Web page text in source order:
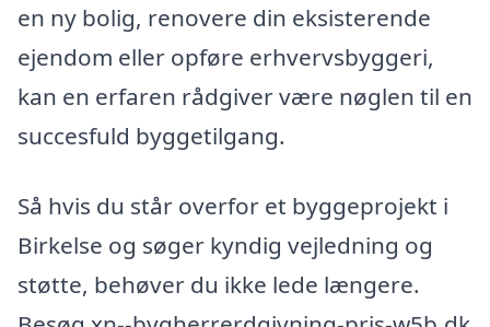
en ny bolig, renovere din eksisterende
ejendom eller opføre erhvervsbyggeri,
kan en erfaren rådgiver være nøglen til en
succesfuld byggetilgang.
Så hvis du står overfor et byggeprojekt i
Birkelse og søger kyndig vejledning og
støtte, behøver du ikke lede længere.